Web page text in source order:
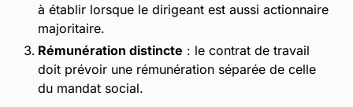
à établir lorsque le dirigeant est aussi actionnaire
majoritaire.
Rémunération distincte : le contrat de travail
doit prévoir une rémunération séparée de celle
du mandat social.